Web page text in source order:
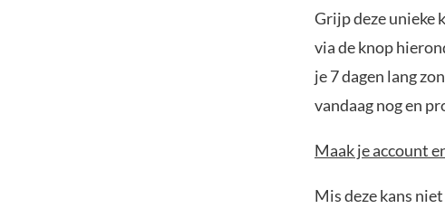
Grijp deze unieke
via de knop
je 7 dagen lang
vandaag nog en
Maak je account
Mis deze kans